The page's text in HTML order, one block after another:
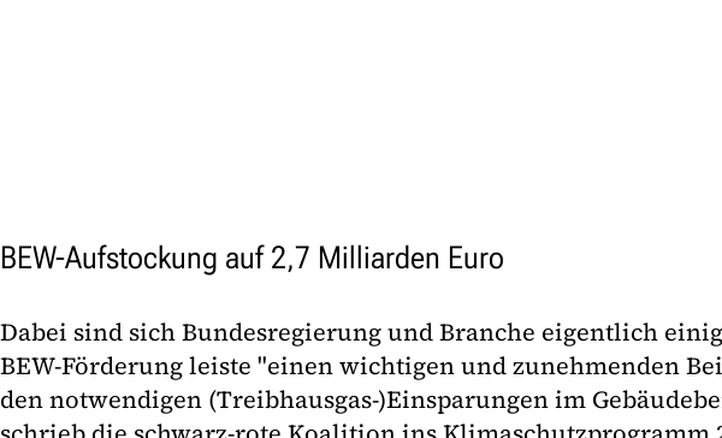
BEW-Aufstockung auf 2,7 Milliarden Euro
Dabei sind sich Bundesregierung und Branche eigentlich
BEW-Förderung leiste "einen wichtigen und zunehmenden
den notwendigen (Treibhausgas-)Einsparungen im